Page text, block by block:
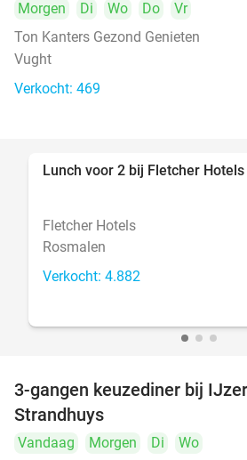
Morgen Di Wo Do
Vr
Ton Kanters Gezond Genieten
Vught
Verkocht: 469
Lunch voor 2 bij Fletcher Hotels
Fletcher Hotels
Rosmalen
Verkocht: 4.882
3-gangen keuzediner bij
Strandhuys
Vandaag Morgen Di
Wo